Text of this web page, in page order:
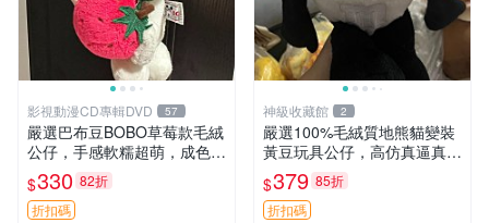
影視動漫CD專輯DVD 57
嚴選巴布豆BOBO草莓款毛絨
公仔，手感軟糯超萌，成色優
良適合作為收藏品或包包配
飾。可視頻確認詳情。 巴布
豆 BOBO 草莓 毛絨公仔 收藏
$330 82折
折扣碼
神級收藏館 2
嚴選100%毛絨質地熊貓變裝
黃豆玩具公仔，高仿真逼真模
擬，適合收藏愛好者 熊貓 黃
豆 公仔
$379 85折
折扣碼